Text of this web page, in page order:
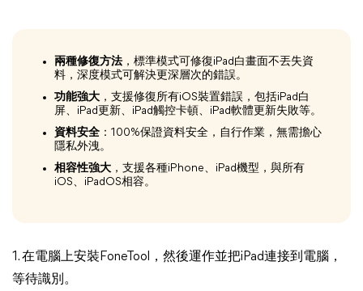
兩種修復方法 ，標準模式可修復iPad白畫面不丟失資
料，深度模式可解決更深層次的錯誤。
功能強大，支援修復所有iOS裝置錯誤，包括iPad白
屏、iPad更新、iPad觸控卡頓、iPad軟體更新失敗等。
資料安全 ：100%保證資料安全，自行作業，無需擔心
隱私外洩。
相容性強大，支援各種iPhone、iPad機型，與所有
iOS、iPadOS相容。
1. 在電腦上安裝FoneTool，然後運作並把iPad連接到電腦，
等待識別。